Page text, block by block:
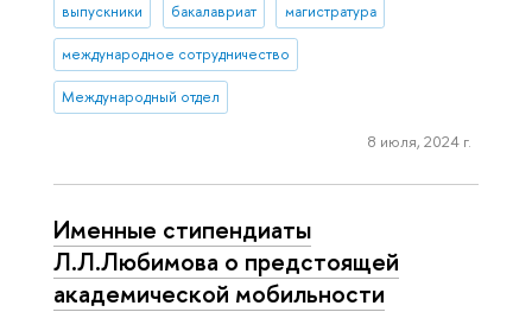
выпускники бакалавриат магистратура
международное сотрудничество
Международный отдел
8 июля, 2024 г.
Именные стипендиаты
Л.Л.Любимова о предстоящей
академической мобильности